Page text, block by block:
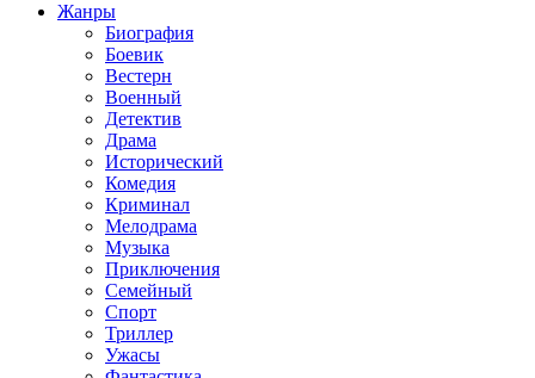
Жанры
Биография
Боевик
Вестерн
Военный
Детектив
Драма
Исторический
Комедия
Криминал
Мелодрама
Музыка
Приключения
Семейный
Спорт
Триллер
Ужасы